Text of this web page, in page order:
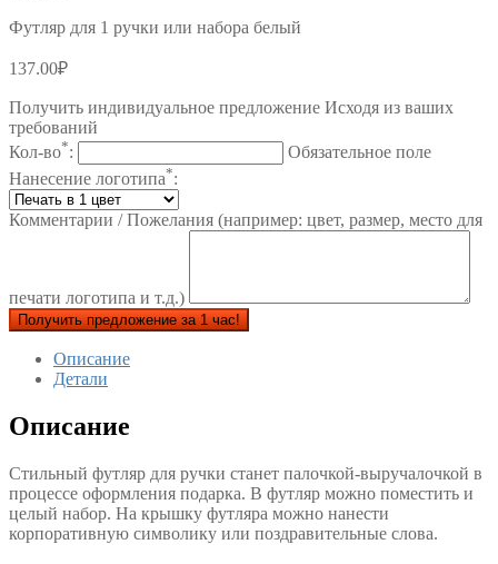
Футляр для 1 ручки или набора белый
137.00₽
Получить индивидуальное предложение Исходя из ваших
требований
Кол-во*:
Обязательное поле
Нанесение логотипа*:
Комментарии / Пожелания (например: цвет, размер, место для
печати логотипа и т.д.)
Получить предложение за 1 час!
Описание
Детали
Описание
Стильный футляр для ручки станет палочкой-выручалочкой в
процессе оформления подарка. В футляр можно поместить и
целый набор. На крышку футляра можно нанести
корпоративную символику или поздравительные слова.